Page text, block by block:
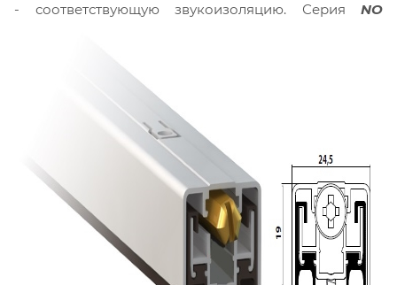
- соответствующую звукоизоляцию. Серия NO
характеристиками при оптимальной стоимости.